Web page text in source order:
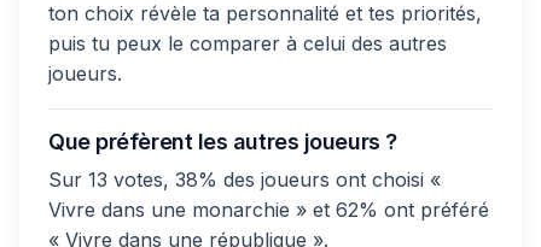
ton choix révèle ta personnalité et tes priorités,
puis tu peux le comparer à celui des autres
joueurs.
Que préfèrent les autres joueurs ?
Sur 13 votes, 38% des joueurs ont choisi «
Vivre dans une monarchie » et 62% ont préféré
« Vivre dans une république ».